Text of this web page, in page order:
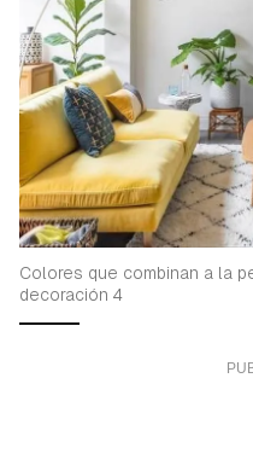
Colores que combinan a la
decoración 4